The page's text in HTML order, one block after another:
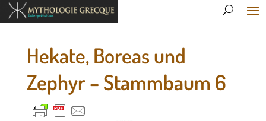
Hekate, Boreas und
Zephyr – Stammbaum 6